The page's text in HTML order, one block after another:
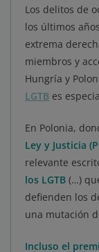
Los delitos de
los últimos
extrema
miembros y
Hungría y
LGTB es
En Polonia,
Ley y Justicia
relevante
los LGTB (…)
defienden los
una mutación
Incluso el